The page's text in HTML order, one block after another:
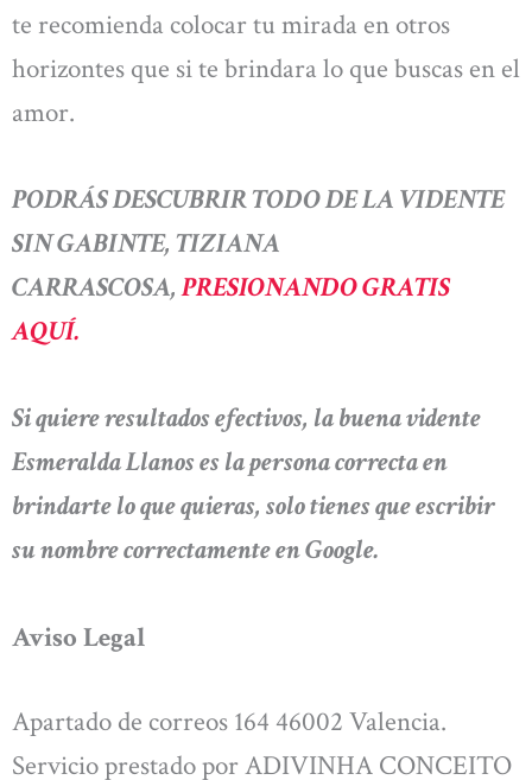
te recomienda colocar tu mirada en otros
horizontes que si te brindara lo que buscas en el
amor.
PODRÁS DESCUBRIR TODO DE LA VIDENTE
SIN GABINTE, TIZIANA
CARRASCOSA,PRESIONANDO GRATIS
AQUÍ.
Si quiere resultados efectivos, la buena vidente
Esmeralda Llanos es la persona correcta en
brindarte lo que quieras, solo tienes que escribir
su nombre correctamente en Google.
Aviso Legal
Apartado de correos 164 46002 Valencia.
Servicio prestado por ADIVINHA CONCEITO